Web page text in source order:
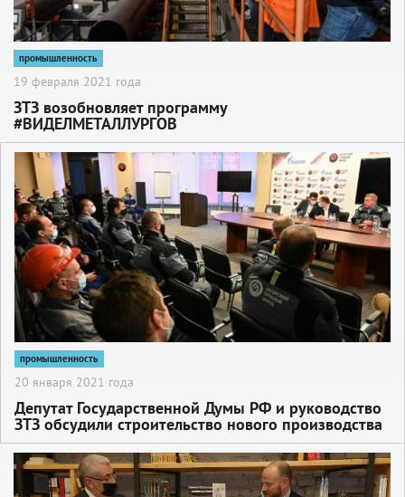
промышленность
19 февраля 2021 года
ЗТЗ возобновляет программу
#ВИДЕЛМЕТАЛЛУРГОВ
промышленность
20 января 2021 года
Депутат Государственной Думы РФ и руководство
ЗТЗ обсудили строительство нового производства
2